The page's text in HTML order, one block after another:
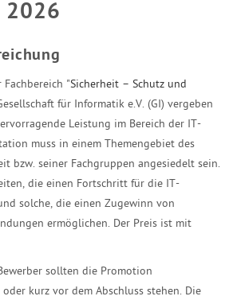
2026
Fachbereich "Sicherheit – Schutz und
für Informatik e.V. (GI) vergeben
Leistung im Bereich der IT-
muss in einem Themengebiet des
bzw. seiner Fachgruppen angesiedelt sein.
die einen Fortschritt für die IT-
solche, die einen Zugewinn von
ermöglichen. Der Preis ist mit
sollten die Promotion
kurz vor dem Abschluss stehen. Die